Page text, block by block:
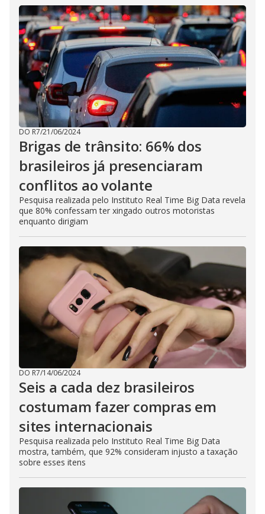
DO R7/21/06/2024
Brigas de trânsito: 66% dos
brasileiros já presenciaram
conflitos ao volante
Pesquisa realizada pelo Instituto Real Time Big Data revela
que 80% confessam ter xingado outros motoristas
enquanto dirigiam
DO R7/14/06/2024
Seis a cada dez brasileiros
costumam fazer compras em
sites internacionais
Pesquisa realizada pelo Instituto Real Time Big Data
mostra, também, que 92% consideram injusto a taxação
sobre esses itens